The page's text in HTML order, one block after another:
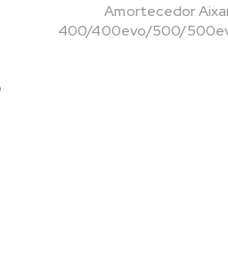
Amortecedor
400/400evo/500/